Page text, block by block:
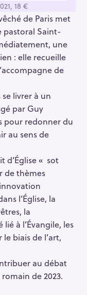
18 €
de Paris met
pastoral Saint-
une
: elle recueille
de
livrer à un
par Guy
pour redonner du
au sens de
d’Église « sot
de thèmes
l’Église, la
la
à l’Évangile, les
biais de l’art,
au débat
de 2023.